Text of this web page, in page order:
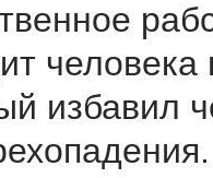
человека
избавил